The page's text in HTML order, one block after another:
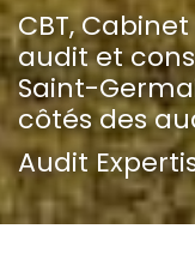
CBT,
audit et
Saint-
côtés des
Audit